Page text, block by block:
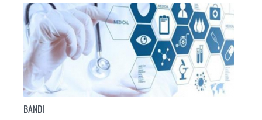
BANDI